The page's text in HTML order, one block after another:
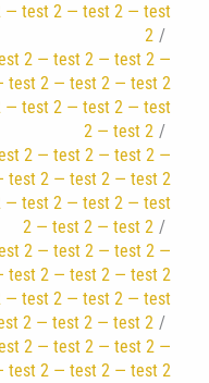
test 2 — test 2 — test
2
2 — test 2 — test 2 —
test 2 — test 2 — test 2
test 2 — test 2 — test
2 — test 2
2 — test 2 — test 2 —
test 2 — test 2 — test 2
test 2 — test 2 — test
2 — test 2 — test 2
2 — test 2 — test 2 —
test 2 — test 2 — test 2
test 2 — test 2 — test
2 — test 2 — test 2
2 — test 2 — test 2 —
test 2 — test 2 — test 2